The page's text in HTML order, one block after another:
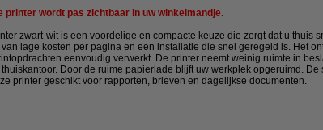
printer wordt pas zichtbaar in uw winkelmandje.
zwart-wit is een voordelige en compacte keuze die zorgt dat u thuis
lage kosten per pagina en een installatie die snel geregeld is. Het
eenvoudig verwerkt. De printer neemt weinig ruimte in
Door de ruime papierlade blijft uw werkplek opgeruimd. De
printer geschikt voor rapporten, brieven en dagelijkse documenten.